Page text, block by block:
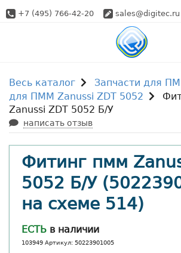
+7 (495) 766-42-20 sales@digitec.ru
Весь каталог Запчасти для
для ПММ Zanussi ZDT 5052
Zanussi ZDT 5052 Б/У
написать отзыв
Фитинг пмм
5052 Б/У
на схеме 514)
ЕСТЬ в наличии
103949 Артикул: 50223901005